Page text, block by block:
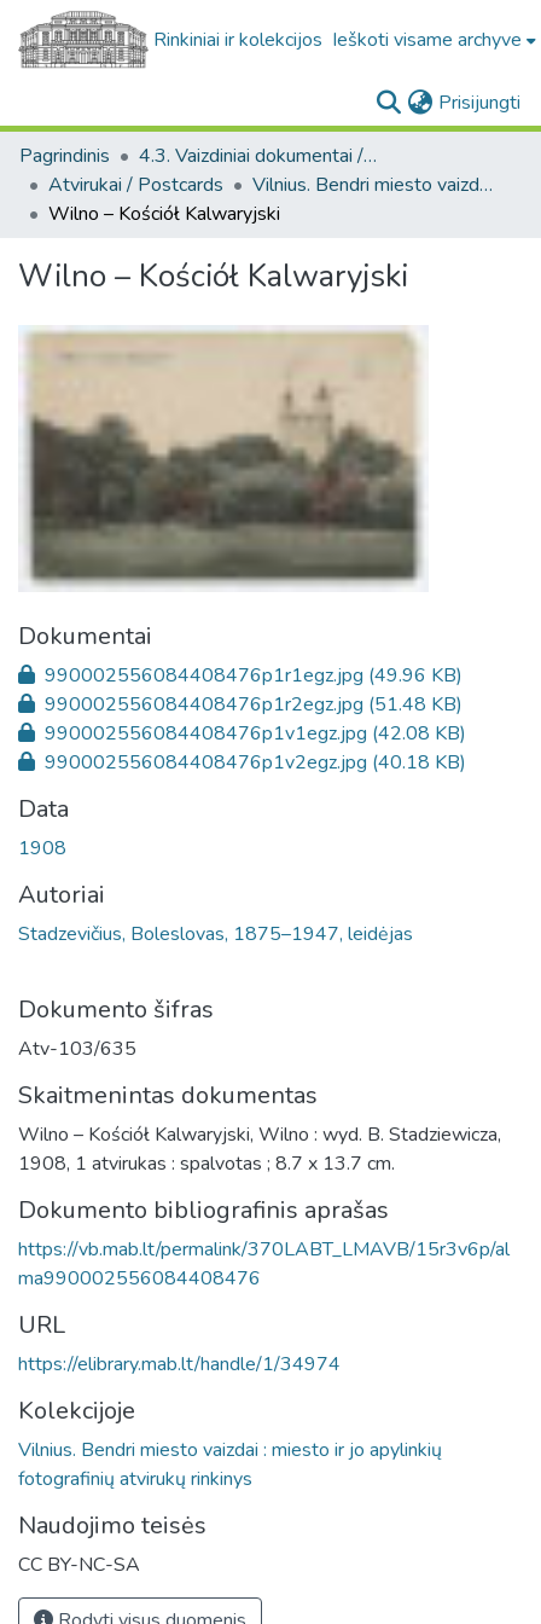
Rinkiniai ir kolekcijos Ieškoti visame archyve
Prisijungti
Pagrindinis
4.3. Vaizdiniai dokumentai / Visual documents
Atvirukai / Postcards
Vilnius. Bendri miesto vaizdai : miesto ir jo apylinkių fotografinių atvirukų rinkinys
Wilno – Kościół Kalwaryjski
Wilno – Kościół Kalwaryjski
Dokumentai
990002556084408476p1r1egz.jpg (49.96 KB)
990002556084408476p1r2egz.jpg (51.48 KB)
990002556084408476p1v1egz.jpg (42.08 KB)
990002556084408476p1v2egz.jpg (40.18 KB)
Data
1908
Autoriai
Stadzevičius, Boleslovas, 1875–1947, leidėjas
Dokumento šifras
Atv-103/635
Skaitmenintas dokumentas
Wilno – Kościół Kalwaryjski, Wilno : wyd. B. Stadziewicza,
1908, 1 atvirukas : spalvotas ; 8.7 x 13.7 cm.
Dokumento bibliografinis aprašas
https://vb.mab.lt/permalink/370LABT_LMAVB/15r3v6p/al
ma990002556084408476
URL
https://elibrary.mab.lt/handle/1/34974
Kolekcijoje
Vilnius. Bendri miesto vaizdai : miesto ir jo apylinkių
fotografinių atvirukų rinkinys
Naudojimo teisės
CC BY-NC-SA